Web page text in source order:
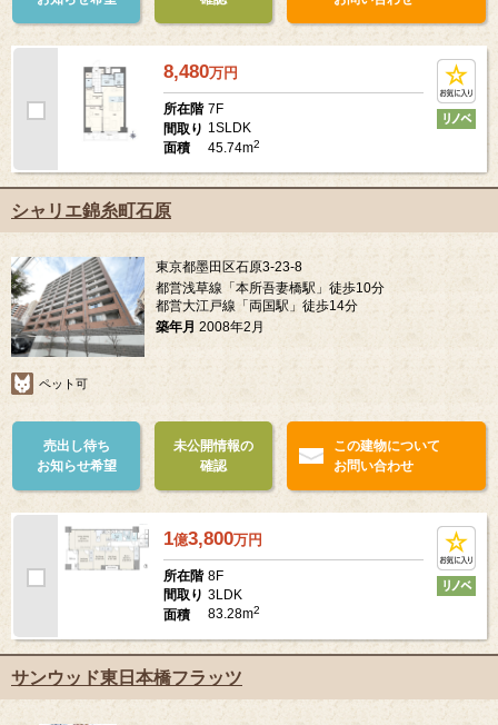
8,480万円
所在階 7F
間取り 1SLDK
面積
45.74m2
シャリエ錦糸町石原
東京都墨田区石原3-23-8
都営浅草線「本所吾妻橋駅」徒歩10分
都営大江戸線「両国駅」徒歩14分
築年月 2008年2月
ペット可
売出し待ち
お知らせ希望
未公開情報の
確認
この建物について
お問い合わせ
1億3,800万円
所在階 8F
間取り 3LDK
面積
83.28m2
サンウッド東日本橋フラッツ